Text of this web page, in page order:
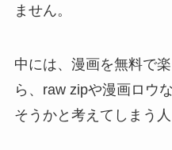
ません。
中には、漫画を無料で
ら、raw zipや漫画ロウ
そうかと考えてしまう